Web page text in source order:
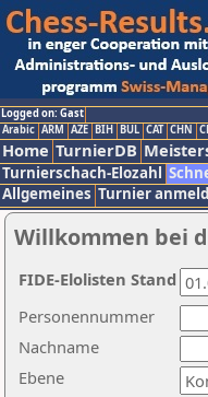
Logged on: Gast
Arabic ARM AZE BIH BUL CAT CHN
Home TurnierDB
Turnierschach-Elozahl
Allgemeines Turnier
Willkommen bei
Nachname
Ebene
Personennummer
FIDE-Elolisten Stand